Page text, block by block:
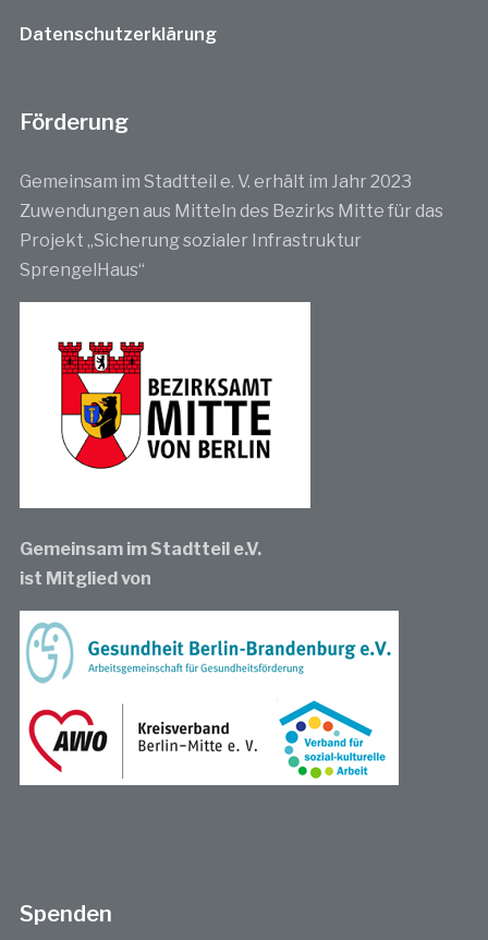
Datenschutzerklärung
Förderung
Gemeinsam im Stadtteil e. V. erhält im Jahr 2023
Zuwendungen aus Mitteln des Bezirks Mitte für das
Projekt „Sicherung sozialer Infrastruktur
SprengelHaus“
Gemeinsam im Stadtteil e.V.
ist Mitglied von
Spenden